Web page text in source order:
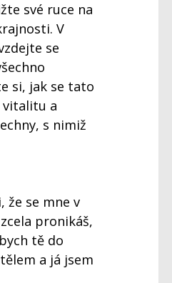
své ruce na
V
se
si, jak se tato
vitalitu a
s nimiž
že se mne v
pronikáš,
tě do
a já jsem